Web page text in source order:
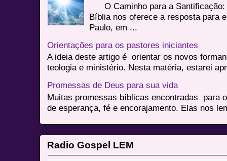
O Caminho para a Santificação:
Bíblia nos oferece a resposta para
Paulo, em ...
Orientações para os pastores iniciantes
A ideia deste artigo é orientar os novos
teologia e ministério. Nesta matéria, estarei
Promessas de Deus para sua vida
Muitas promessas bíblicas encontradas para
de esperança, fé e encorajamento. Elas nos
Radio Gospel LEM